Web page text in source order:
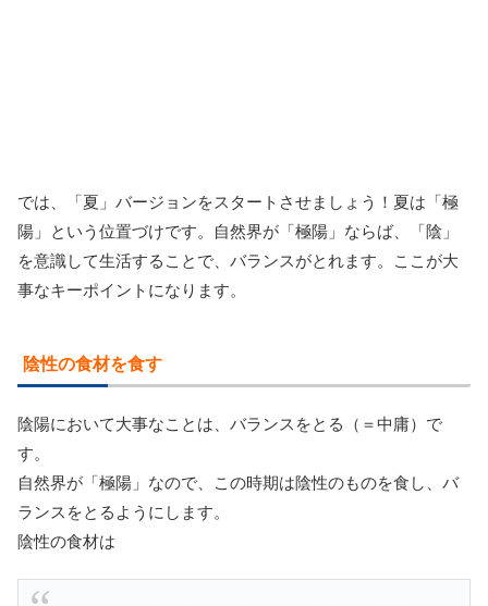
では、「夏」バージョンをスタートさせましょう！夏は「極
陽」という位置づけです。自然界が「極陽」ならば、「陰」
を意識して生活することで、バランスがとれます。ここが大
事なキーポイントになります。
陰性の食材を食す
陰陽において大事なことは、バランスをとる（＝中庸）で
す。
自然界が「極陽」なので、この時期は陰性のものを食し、バ
ランスをとるようにします。
陰性の食材は